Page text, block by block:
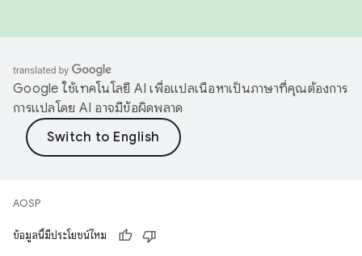
Google ใช้เทคโนโลยี AI เพื่อแปลเนื้อหาเป็นภาษาที่คุณต้องการ
การแปลโดย AI อาจมีข้อผิดพลาด
AOSP
ข้อมูลนี้มีประโยชน์ไหม